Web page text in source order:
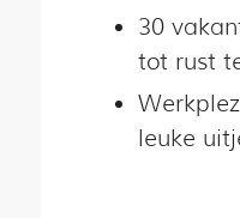
30
tot rust
leuke